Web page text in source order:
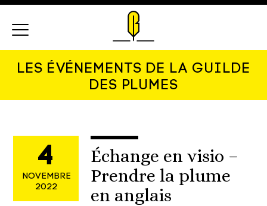
LES ÉVÉNEMENTS DE LA GUILDE
DES PLUMES
4
NOVEMBRE
2022
Échange en visio –
Prendre la plume
en anglais